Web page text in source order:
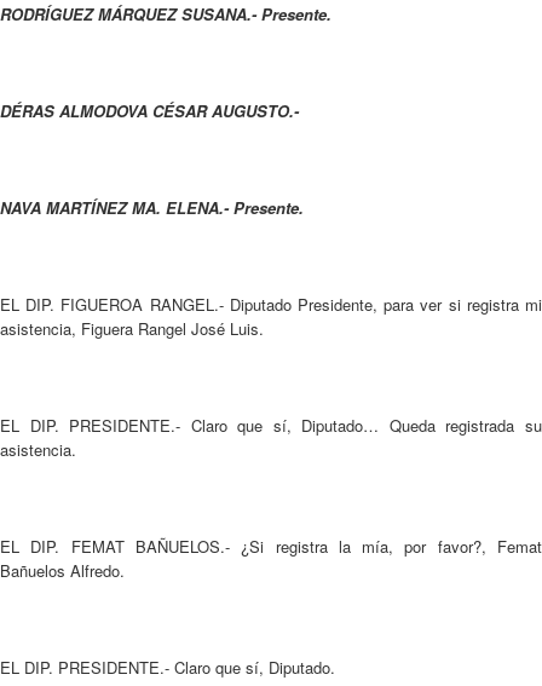
RODRÍGUEZ MÁRQUEZ SUSANA.- Presente.
DÉRAS ALMODOVA CÉSAR AUGUSTO.-
NAVA MARTÍNEZ MA. ELENA.- Presente.
EL DIP. FIGUEROA RANGEL.- Diputado Presidente, para ver si registra mi
asistencia, Figuera Rangel José Luis.
EL DIP. PRESIDENTE.- Claro que sí, Diputado… Queda registrada su
asistencia.
EL DIP. FEMAT BAÑUELOS.- ¿Si registra la mía, por favor?, Femat
Bañuelos Alfredo.
EL DIP. PRESIDENTE.- Claro que sí, Diputado.